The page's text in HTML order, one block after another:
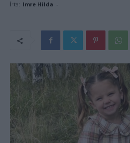
Írta: Imre Hilda -